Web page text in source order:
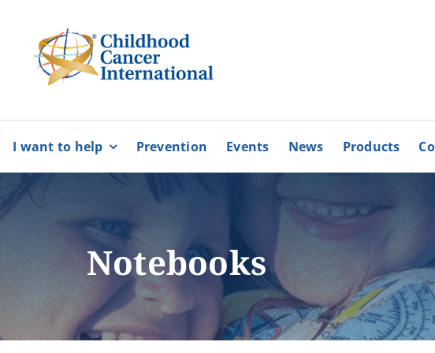
Partnerships
Cyprus Alliance for Rare Disorders
Pancyprian Volunteerism Coordinative
Cyprus Federation of Patients’ Associations
I want to help
BECOME
A MEMBER
More
BECOME
A VOLUNTEER
More
Prevention Events News Products
Notebooks